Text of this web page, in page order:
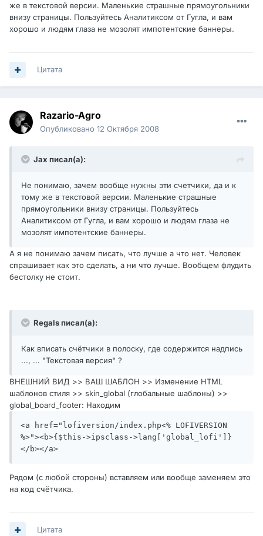
же в текстовой версии. Маленькие страшные прямоугольники
внизу страницы. Пользуйтесь Аналитиксом от Гугла, и вам
хорошо и людям глаза не мозолят импотентские баннеры.
Цитата
Razario-Agro
Опубликовано 12 Октября 2008
Jax писал(а):
Не понимаю, зачем вообще нужны эти счетчики, да и к
тому же в текстовой версии. Маленькие страшные
прямоугольники внизу страницы. Пользуйтесь
Аналитиксом от Гугла, и вам хорошо и людям глаза не
мозолят импотентские баннеры.
А я не понимаю зачем писать, что лучше а что нет. Человек
спрашивает как это сделать, а ни что лучше. Вообщем флудить
бестолку не стоит.
Regals писал(а):
Как вписать счётчики в полоску, где содержится надпись
..., ... "Текстовая версия" ?
ВНЕШНИЙ ВИД >> ВАШ ШАБЛОН >> Изменение HTML
шаблонов стиля >> skin_global (глобальные шаблоны) >>
global_board_footer: Находим
<a href="lofiversion/index.php<% LOFIVERSION
%>"><b>{$this->ipsclass->lang['global_lofi']}
</b></a>
Рядом (с любой стороны) вставляем или вообще заменяем это
на код счётчика.
Цитата